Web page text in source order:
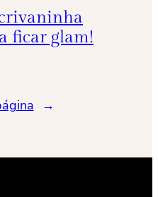
ficar glam!
→